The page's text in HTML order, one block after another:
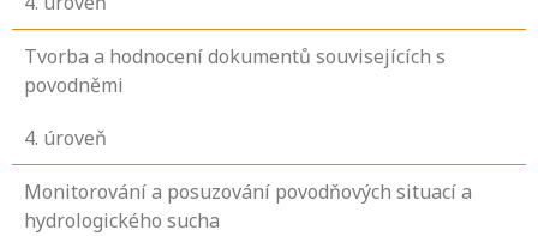
Tvorba a hodnocení dokumentů souvisejících s
povodněmi
4. úroveň
Monitorování a posuzování povodňových situací a
hydrologického sucha